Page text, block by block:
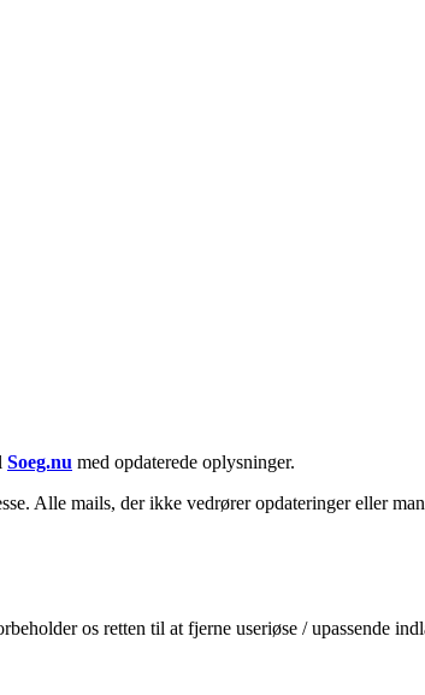
Soeg.nu med opdaterede oplysninger.
Alle mails, der ikke vedrører opdateringer eller
os retten til at fjerne useriøse / upassende